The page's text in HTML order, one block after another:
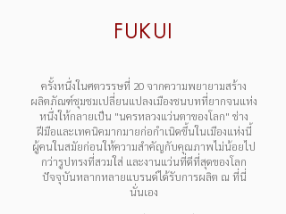
FUKUI
ครั้งหนึ่งในศตวรรษที่ 20 จากความพยายามสร้าง
ผลิตภัณฑ์ชุมชมเปลี่ยนแปลงเมืองชนบทที่ยากจนแห่ง
หนึ่งให้กลายเป็น "นครหลวงแว่นตาของโลก" ช่าง
ฝีมือและเทคนิคมากมายก่อกำเนิดขึ้นในเมืองแห่งนี้
ผู้คนในสมัยก่อนให้ความสำคัญกับคุณภาพไม่น้อยไป
กว่ารูปทรงที่สวมใส่ และงานแว่นที่ดีที่สุดของโลก
ปัจจุบันหลากหลายแบรนด์ได้รับการผลิต ณ ที่นี่
นั่นเอง